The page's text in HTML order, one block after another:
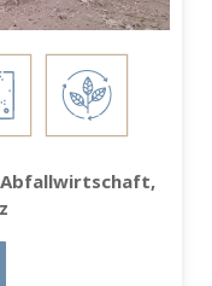
Abfallwirtschaft,